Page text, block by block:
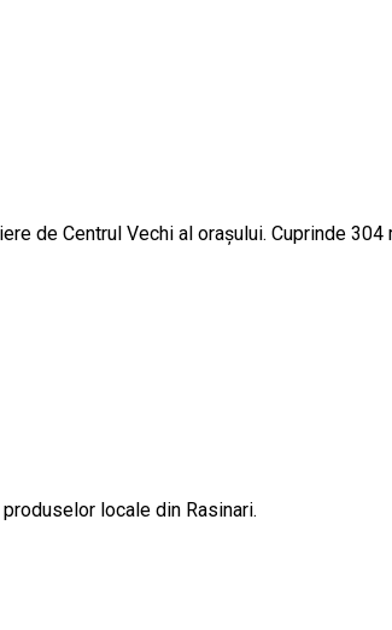
de Centrul Vechi al orașului. Cuprinde
locale din Rasinari.